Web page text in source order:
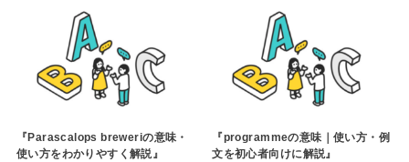
『Parascalops breweriの意味・
使い方をわかりやすく解説』
『programmeの意味｜使い方・例
文を初心者向けに解説』